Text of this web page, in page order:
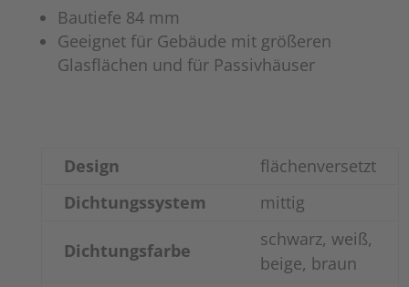
Bautiefe 84 mm
Geeignet für Gebäude mit größeren
Glasflächen und für Passivhäuser
Design
flächenversetzt
Dichtungssystem
mittig
Dichtungsfarbe
schwarz, weiß,
beige, braun